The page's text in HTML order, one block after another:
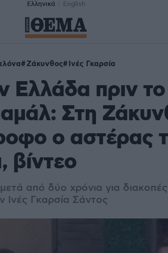
Ελληνικά English
Ζάκυνθος Ινές Γκαρσία
Ελλάδα πριν το
Στη
ο αστέρας
από δύο χρόνια για
Ινές Γκαρσία Σάντος